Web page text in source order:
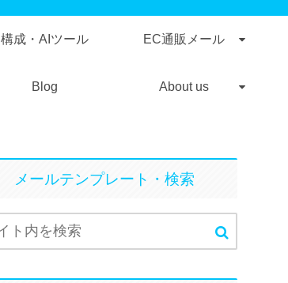
構成・AIツール EC通販メール
Blog About us
メールテンプレート・検索